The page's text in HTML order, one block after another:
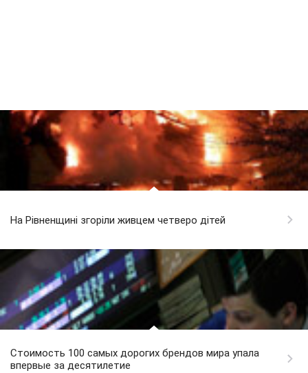
На Рівненщині згоріли живцем четверо дітей
Стоимость 100 самых дорогих брендов мира упала
впервые за десятилетие